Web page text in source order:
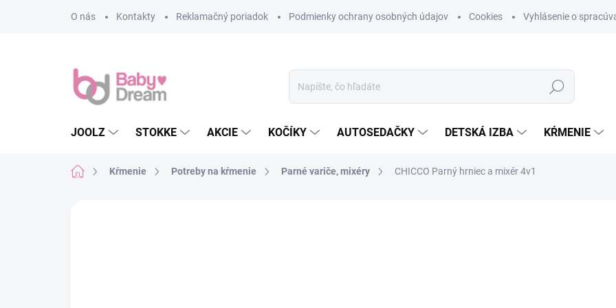
O nás
Kontakty Reklamačný poriadok Podmienky ochrany osobných údajov Cookies Vyhlásenie o
Hľadať
JOOLZ STOKKE AKCIE KOČÍKY AUTOSEDAČKY DETSKÁ IZBA KŔMENIE
DomovKŕmenie Potreby na kŕmenie Parné variče, mixéry CHICCO Parný hrniec a mixér 4v1